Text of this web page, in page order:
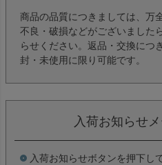
商品の品質につきましては、万
不良・破損などがございました
らせください。返品・交換につ
封・未使用に限り可能です。
入荷お知らせ
入荷お知らせボタンを押下し